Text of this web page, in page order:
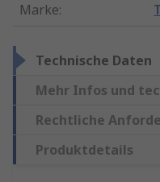
Marke:
Technische Daten
Mehr Infos und
Rechtliche
Produktdetails